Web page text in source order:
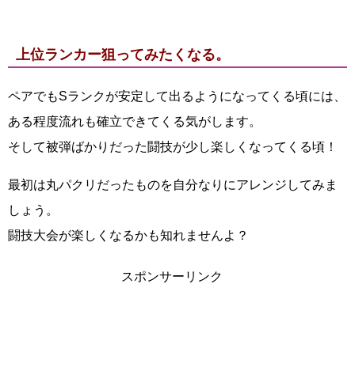
上位ランカー狙ってみたくなる。
ペアでもSランクが安定して出るようになってくる頃には、
ある程度流れも確立できてくる気がします。
そして被弾ばかりだった闘技が少し楽しくなってくる頃！
最初は丸パクリだったものを自分なりにアレンジしてみま
しょう。
闘技大会が楽しくなるかも知れませんよ？
スポンサーリンク